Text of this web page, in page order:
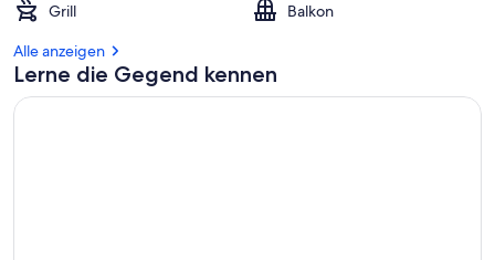
Grill
Balkon
Alle anzeigen
Lerne die Gegend kennen